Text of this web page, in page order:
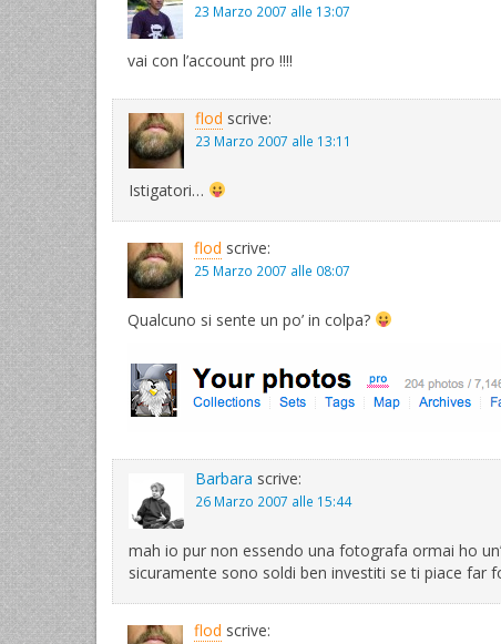
23 Marzo 2007 alle 13:07
vai con l’account pro !!!!
flod scrive:
23 Marzo 2007 alle 13:11
Istigatori…
flod scrive:
25 Marzo 2007 alle 08:07
Qualcuno si sente un po’ in colpa?
Barbara scrive:
26 Marzo 2007 alle 15:44
mah io pur non essendo una fotografa ormai ho
sicuramente sono soldi ben investiti se ti piace far
flod scrive: